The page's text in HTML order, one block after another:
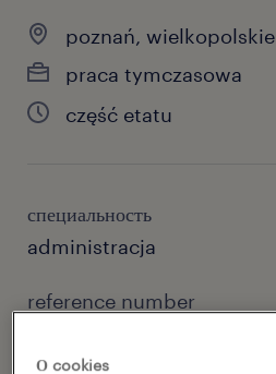
poznań, wielkopolskie
praca tymczasowa
część etatu
специальность
administracja
reference number
О cookies